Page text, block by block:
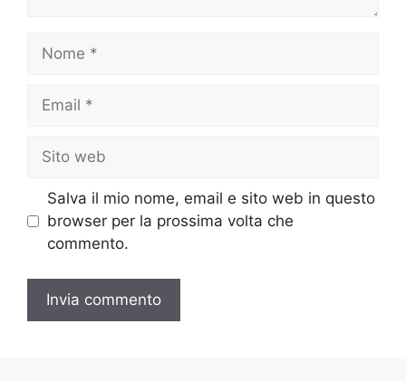
Nome
Email
Sito
web
Salva il mio nome, email e sito web in questo
browser per la prossima volta che
commento.